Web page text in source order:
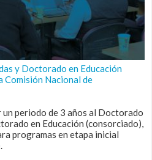
y Doctorado en Educación
Comisión Nacional de
periodo de 3 años al Doctorado
en Educación (consorciado),
programas en etapa inicial